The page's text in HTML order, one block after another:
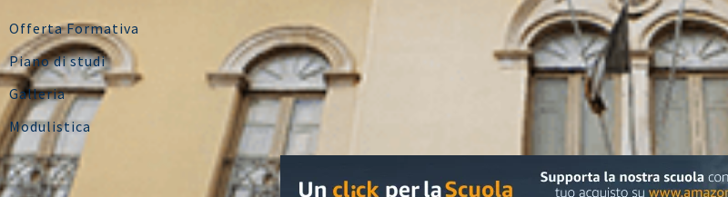
Offerta Formativa
Piano di studi
Galleria
Modulistica